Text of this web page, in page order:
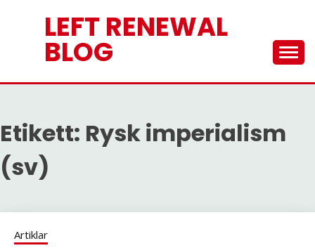
LEFT RENEWAL
BLOG
Etikett: Rysk imperialism
(sv)
Artiklar